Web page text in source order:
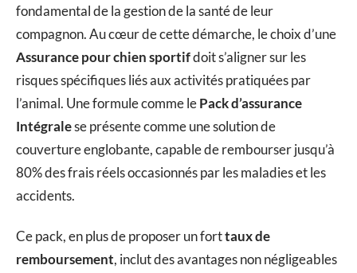
fondamental de la gestion de la santé de leur
compagnon. Au cœur de cette démarche, le choix d’une
Assurance pour chien sportifdoit s’aligner sur les
risques spécifiques liés aux activités pratiquées par
l’animal. Une formule comme lePack d’assurance
Intégralese présente comme une solution de
couverture englobante, capable de rembourser jusqu’à
80% des frais réels occasionnés par les maladies et les
accidents.
Ce pack, en plus de proposer un forttaux de
remboursement, inclut des avantages non négligeables